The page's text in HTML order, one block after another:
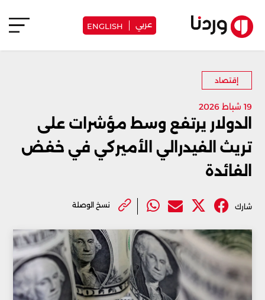
عربي ENGLISH
إقتصاد
19 شباط 2026
الدولار يرتفع وسط مؤشرات على
تريث الفيدرالي الأميركي في خفض
الفائدة
شارك نسخ الوصلة